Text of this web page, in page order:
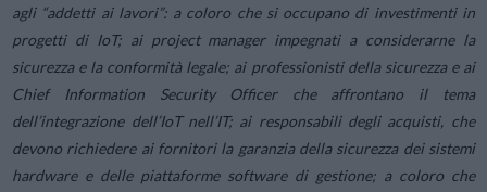
agli “addetti ai lavori”: a coloro che si occupano di investimenti in
progetti di IoT; ai project manager impegnati a considerarne la
sicurezza e la conformità legale; ai professionisti della sicurezza e ai
Chief Information Security Officer che affrontano il tema
dell’integrazione dell’IoT nell’IT; ai responsabili degli acquisti, che
devono richiedere ai fornitori la garanzia della sicurezza dei sistemi
hardware e delle piattaforme software di gestione; a coloro che